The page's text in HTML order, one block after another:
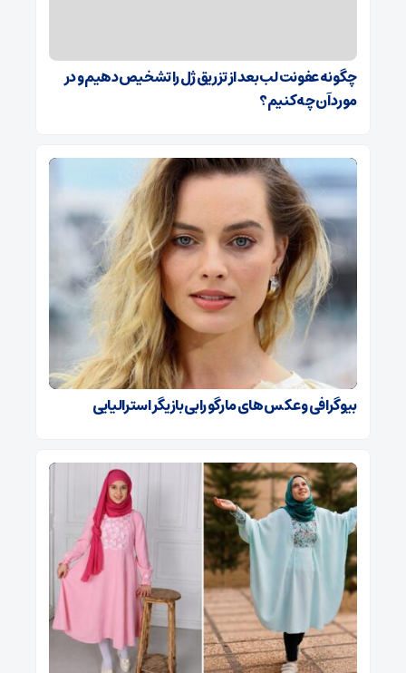
چگونه عفونت لب بعد از تزریق ژل را تشخیص دهیم و در
مورد آن چه کنیم؟
بیوگرافی و عکس های مارگو رابی بازیگر استرالیایی